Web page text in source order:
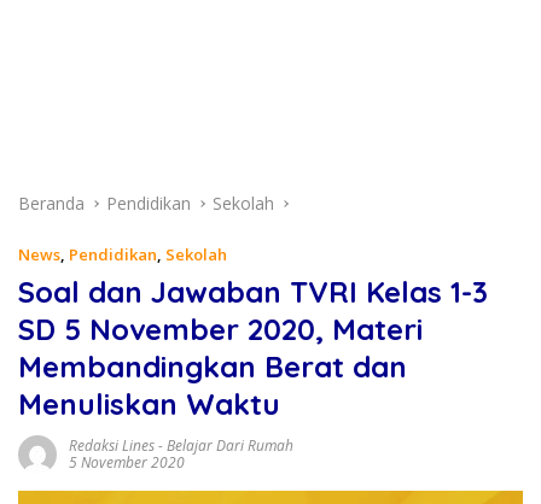
Beranda Pendidikan Sekolah
News, Pendidikan, Sekolah
Soal dan Jawaban TVRI Kelas 1-3
SD 5 November 2020, Materi
Membandingkan Berat dan
Menuliskan Waktu
Redaksi Lines-Belajar Dari Rumah
5 November 2020